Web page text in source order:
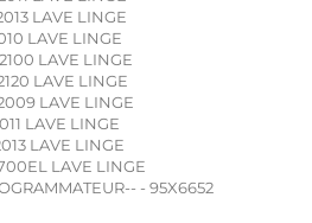
LAVE LINGE
LAVE LINGE
LAVE LINGE
LAVE LINGE
LAVE LINGE
LAVE LINGE
LAVE LINGE
LAVE LINGE
- 95X6652